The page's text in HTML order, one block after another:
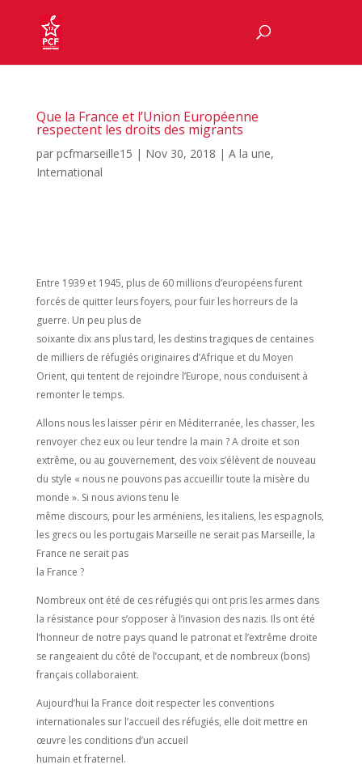
Que la France et l’Union Européenne
respectent les droits des migrants
par pcfmarseille15 | Nov 30, 2018 | A la une,
International
Entre 1939 et 1945, plus de 60 millions d’européens furent
forcés de quitter leurs foyers, pour fuir les horreurs de la
guerre. Un peu plus de
soixante dix ans plus tard, les destins tragiques de centaines
de milliers de réfugiés originaires d’Afrique et du Moyen
Orient, qui tentent de rejoindre l’Europe, nous conduisent à
remonter le temps.
Allons nous les laisser périr en Méditerranée, les chasser, les
renvoyer chez eux ou leur tendre la main ? A droite et son
extrême, ou au gouvernement, des voix s’élèvent de nouveau
du style « nous ne pouvons pas accueillir toute la misère du
monde ». Si nous avions tenu le
même discours, pour les arméniens, les italiens, les espagnols,
les grecs ou les portugais Marseille ne serait pas Marseille, la
France ne serait pas
la France ?
Nombreux ont été de ces réfugiés qui ont pris les armes dans
la résistance pour s’opposer à l’invasion des nazis. Ils ont été
l’honneur de notre pays quand le patronat et l’extrême droite
se rangeaient du côté de l’occupant, et de nombreux (bons)
français collaboraient.
Aujourd’hui la France doit respecter les conventions
internationales sur l’accueil des réfugiés, elle doit mettre en
œuvre les conditions d’un accueil
humain et fraternel.